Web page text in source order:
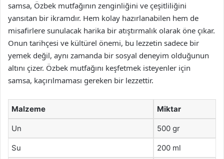
samsa, Özbek mutfağının zenginliğini ve çeşitliliğini
yansıtan bir ikramdır. Hem kolay hazırlanabilen hem de
misafirlere sunulacak harika bir atıştırmalık olarak öne çıkar.
Onun tarihçesi ve kültürel önemi, bu lezzetin sadece bir
yemek değil, aynı zamanda bir sosyal deneyim olduğunun
altını çizer. Özbek mutfağını keşfetmek isteyenler için
samsa, kaçırılmaması gereken bir lezzettir.
Malzeme Miktar
Un 500 gr
Su 200 ml